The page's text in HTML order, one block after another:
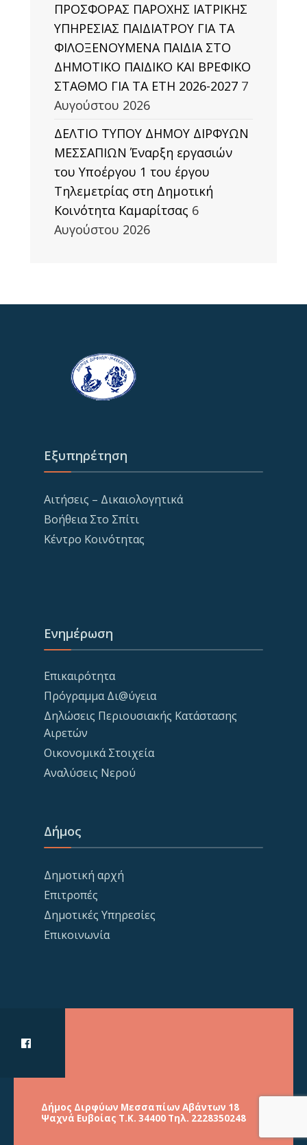
ΠΡΟΣΦΟΡΑΣ ΠΑΡΟΧΗΣ ΙΑΤΡΙΚΗΣ
ΥΠΗΡΕΣΙΑΣ ΠΑΙΔΙΑΤΡΟΥ ΓΙΑ ΤΑ
ΦΙΛΟΞΕΝΟΥΜΕΝΑ ΠΑΙΔΙΑ ΣΤΟ
ΔΗΜΟΤΙΚΟ ΠΑΙΔΙΚΟ ΚΑΙ ΒΡΕΦΙΚΟ
ΣΤΑΘΜΟ ΓΙΑ ΤΑ ΕΤΗ 2026-2027 7
Αυγούστου 2026
ΔΕΛΤΙΟ ΤΥΠΟΥ ΔΗΜΟΥ ΔΙΡΦΥΩΝ
ΜΕΣΣΑΠΙΩΝ Έναρξη εργασιών
του Υποέργου 1 του έργου
Τηλεμετρίας στη Δημοτική
Κοινότητα Καμαρίτσας 6
Αυγούστου 2026
Εξυπηρέτηση
Αιτήσεις – Δικαιολογητικά
Βοήθεια Στο Σπίτι
Κέντρο Κοινότητας
Ενημέρωση
Επικαιρότητα
Πρόγραμμα Δι@ύγεια
Δηλώσεις Περιουσιακής Κατάστασης
Αιρετών
Οικονομικά Στοιχεία
Αναλύσεις Νερού
Δήμος
Δημοτική αρχή
Επιτροπές
Δημοτικές Υπηρεσίες
Επικοινωνία
Δήμος Διρφύων Μεσσαπίων Αβάντων 18
Ψαχνά Ευβοίας Τ.Κ. 34400 Τηλ. 2228350248